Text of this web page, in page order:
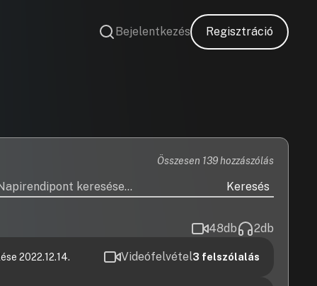
Bejelentkezés Regisztráció
Összesen 139 hozzászólás
Keresés
48db 2db
2022.12.14. Videófelvétel3 felszólalás